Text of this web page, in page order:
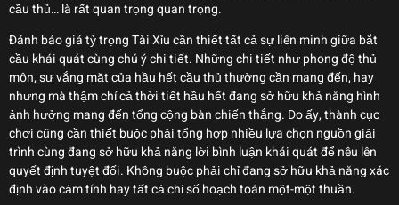
cầu thủ… là rất quan trọng quan trọng.
Đánh báo giá tỷ trọng Tài Xỉu cần thiết tất cả sự liên minh giữa bắt
cầu khái quát cùng chú ý chi tiết. Những chi tiết như phong độ thủ
môn, sự vắng mặt của hầu hết cầu thủ thường cần mang đến, hay
nhưng mà thậm chí cả thời tiết hầu hết đang sở hữu khả năng hình
ảnh hưởng mang đến tổng cộng bàn chiến thắng. Do ấy, thành cục
chơi cũng cần thiết buộc phải tổng hợp nhiều lựa chọn nguồn giải
trình cùng đang sở hữu khả năng lời bình luận khái quát để nêu lên
quyết định tuyệt đối. Không buộc phải chỉ đang sở hữu khả năng xác
định vào cảm tính hay tất cả chỉ số hoạch toán một-một thuần.